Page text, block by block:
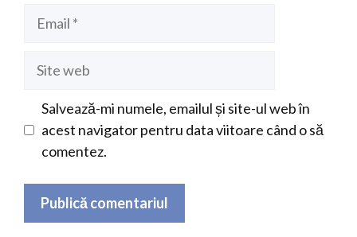
Salvează-mi numele, emailul și site-ul web în
acest navigator pentru data viitoare când o să
comentez.